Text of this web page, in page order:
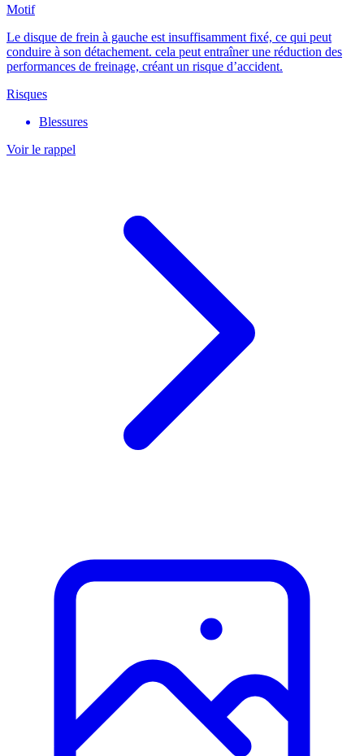
Motif
Le disque de frein à gauche est insuffisamment fixé, ce qui peut
conduire à son détachement. cela peut entraîner une réduction des
performances de freinage, créant un risque d’accident.
Risques
Blessures
Voir le rappel